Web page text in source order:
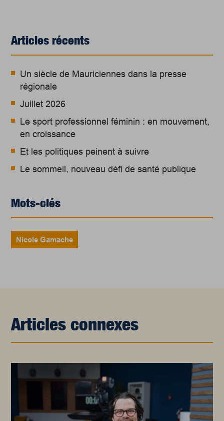
Articles récents
Un siècle de Mauriciennes dans la presse
régionale
Juillet 2026
Le sport professionnel féminin : en mouvement,
en croissance
Et les politiques peinent à suivre
Le sommeil, nouveau défi de santé publique
Mots-clés
Nicole Gamache
Articles connexes